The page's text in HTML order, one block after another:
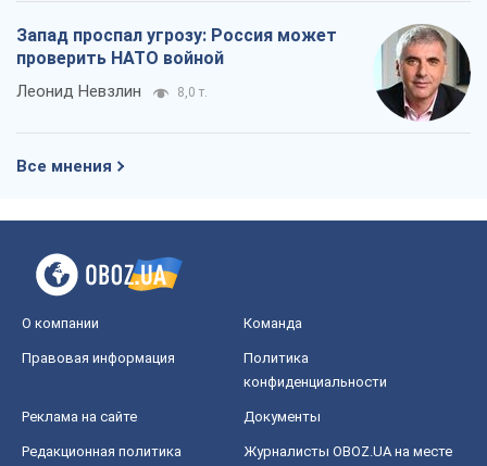
Запад проспал угрозу: Россия может
проверить НАТО войной
Леонид Невзлин 8,0 т.
Все мнения
О компании Команда
Правовая информация
Политика
конфиденциальности
Реклама на сайте Документы
Редакционная политика
Журналисты OBOZ.UA на месте